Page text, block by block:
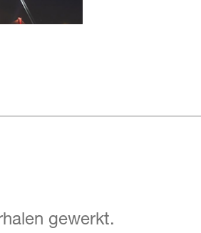
gewerkt.